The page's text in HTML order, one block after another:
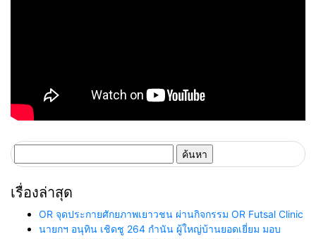
สำหรับ:
เรื่องล่าสุด
OR จุดประกายศักยภาพเยาวชน ผ่านกิจกรรม OR Futsal Clinic
นายกฯ อนุทิน เชิดชู 264 กำนัน ผู้ใหญ่บ้านยอดเยี่ยม มอบ